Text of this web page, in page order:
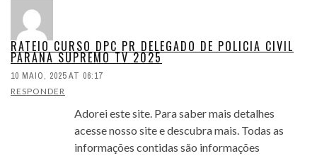
RATEIO CURSO DPC PR DELEGADO DE POLICIA CIVIL
PARANA SUPREMO TV 2025
10 MAIO, 2025 AT 06:17
RESPONDER
Adorei este site. Para saber mais detalhes
acesse nosso site e descubra mais. Todas as
informações contidas são informações